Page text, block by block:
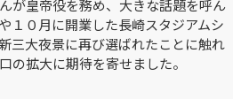
が皇帝役を務め、大きな話題を呼ん
１０月に開業した長崎スタジアムシ
三大夜景に再び選ばれたことに触れ
の拡大に期待を寄せました。